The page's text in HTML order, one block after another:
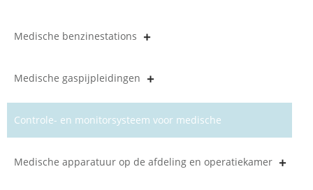
Medische benzinestations
Medische gaspijpleidingen
Controle- en monitorsysteem voor medische
gaspijpleidingen
Medische apparatuur op de afdeling en operatiekamer